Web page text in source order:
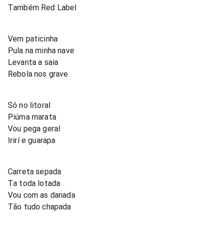
Também Red Label
Vem paticinha
Pula na minha nave
Levanta a saia
Rebola nos grave
Só no litoral
Piúma marata
Vou pega geral
Irirí e guarapa
Carreta sepada
Ta toda lotada
Vou com as danada
Tão tudo chapada